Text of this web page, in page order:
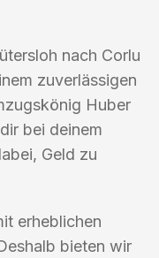
nach Corlu
zuverlässigen
Huber
bei deinem
Geld zu
erheblichen
bieten wir